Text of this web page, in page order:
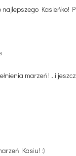
najlepszego Kasieńko!
marzeń! ...i
Kasiu! :)